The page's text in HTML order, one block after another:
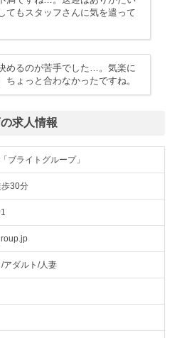
てもスタッフさんに気を遣って
めるのが苦手でした…。気楽に
ちょっと合わなかったですね。
求人情報
ブライトグループ」
30分
アダルト/人妻